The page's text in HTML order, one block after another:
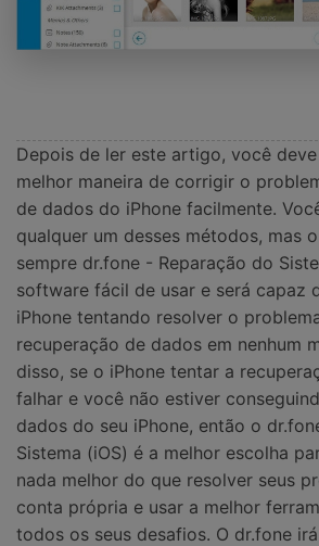
Depois de ler este artigo, você
melhor maneira de corrigir o
de dados do iPhone facilmente.
qualquer um desses métodos, mas
sempre dr.fone - Reparação do
software fácil de usar e será capaz
iPhone tentando resolver o
recuperação de dados em nenhum
disso, se o iPhone tentar a
falhar e você não estiver
dados do seu iPhone, então o
Sistema (iOS) é a melhor escolha
nada melhor do que resolver seus
conta própria e usar a melhor
todos os seus desafios. O dr.fone